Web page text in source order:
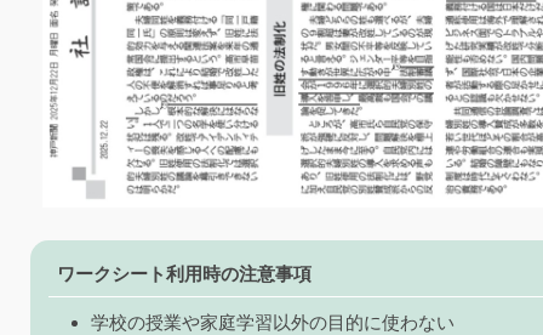
ワークシート利用時の注意事項
学校の授業や家庭学習以外の目的に使わない